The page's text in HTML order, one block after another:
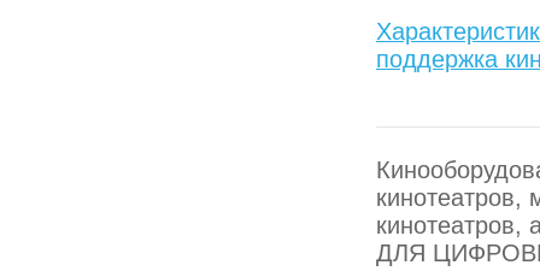
поддержка
кинотеатров,
ДЛЯ